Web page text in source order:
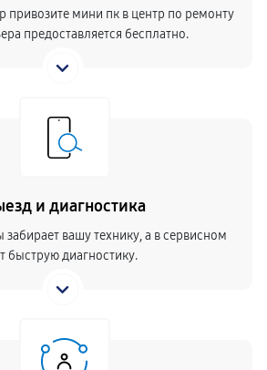
привозите мини пк в центр по ремонту
предоставляется бесплатно.
и диагностика
забирает вашу технику, а в сервисном
быструю диагностику.